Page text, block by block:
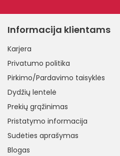
Informacija klientams
Karjera
Privatumo politika
Pirkimo/Pardavimo taisyklės
Dydžių lentelė
Prekių grąžinimas
Pristatymo informacija
Sudėties aprašymas
Blogas